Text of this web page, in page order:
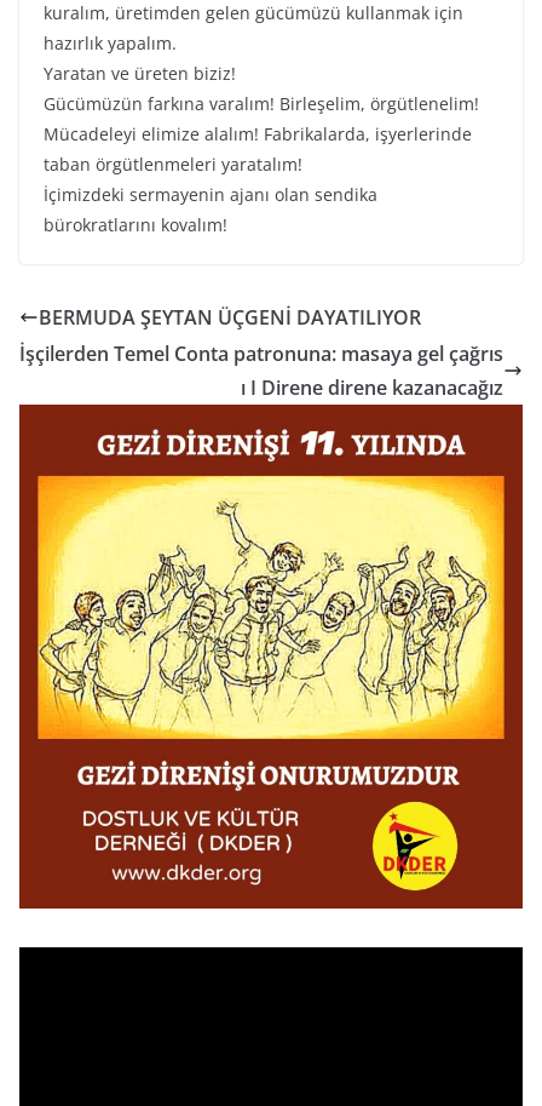
kuralım, üretimden gelen gücümüzü kullanmak için
hazırlık yapalım.
Yaratan ve üreten biziz!
Gücümüzün farkına varalım! Birleşelim, örgütlenelim!
Mücadeleyi elimize alalım! Fabrikalarda, işyerlerinde
taban örgütlenmeleri yaratalım!
İçimizdeki sermayenin ajanı olan sendika
bürokratlarını kovalım!
BERMUDA ŞEYTAN ÜÇGENİ DAYATILIYOR
İşçilerden Temel Conta patronuna: masaya gel çağrıs
ı I Direne direne kazanacağız